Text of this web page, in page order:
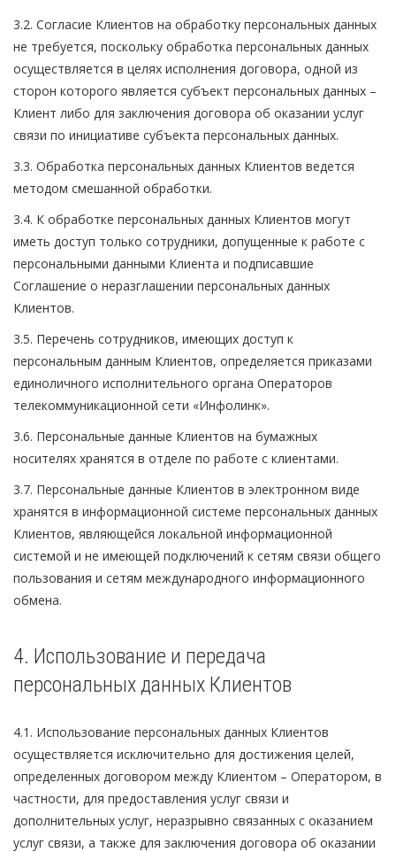
3.2. Согласие Клиентов на обработку персональных данных
не требуется, поскольку обработка персональных данных
осуществляется в целях исполнения договора, одной из
сторон которого является субъект персональных данных –
Клиент либо для заключения договора об оказании услуг
связи по инициативе субъекта персональных данных.
3.3. Обработка персональных данных Клиентов ведется
методом смешанной обработки.
3.4. К обработке персональных данных Клиентов могут
иметь доступ только сотрудники, допущенные к работе с
персональными данными Клиента и подписавшие
Соглашение о неразглашении персональных данных
Клиентов.
3.5. Перечень сотрудников, имеющих доступ к
персональным данным Клиентов, определяется приказами
единоличного исполнительного органа Операторов
телекоммуникационной сети «Инфолинк».
3.6. Персональные данные Клиентов на бумажных
носителях хранятся в отделе по работе с клиентами.
3.7. Персональные данные Клиентов в электронном виде
хранятся в информационной системе персональных данных
Клиентов, являющейся локальной информационной
системой и не имеющей подключений к сетям связи общего
пользования и сетям международного информационного
обмена.
4. Использование и передача
персональных данных Клиентов
4.1. Использование персональных данных Клиентов
осуществляется исключительно для достижения целей,
определенных договором между Клиентом – Оператором, в
частности, для предоставления услуг связи и
дополнительных услуг, неразрывно связанных с оказанием
услуг связи, а также для заключения договора об оказании